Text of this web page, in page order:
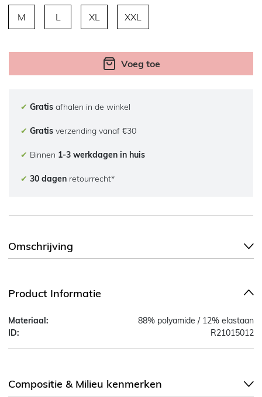
M L XL XXL
Voeg toe
✔ Gratis afhalen in de winkel
✔ Gratis verzending vanaf €30
✔ Binnen 1-3 werkdagen in huis
✔ 30 dagen retourrecht*
Omschrijving
Product Informatie
Materiaal:
88% polyamide / 12% elastaan
ID:
R21015012
Compositie & Milieu kenmerken